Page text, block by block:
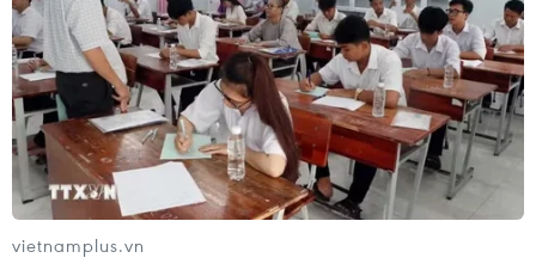
vietnamplus.vn